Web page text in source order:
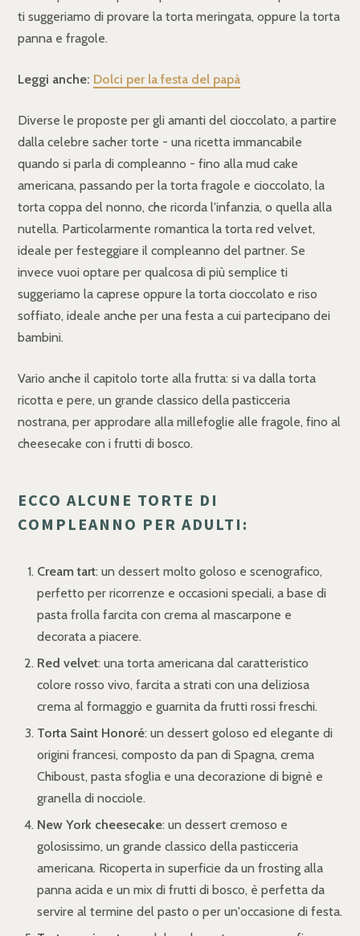
ti suggeriamo di provare la torta meringata, oppure la torta
panna e fragole.
Leggi anche: Dolci per la festa del papà
Diverse le proposte per gli amanti del cioccolato, a partire
dalla celebre sacher torte - una ricetta immancabile
quando si parla di compleanno - fino alla mud cake
americana, passando per la torta fragole e cioccolato, la
torta coppa del nonno, che ricorda l'infanzia, o quella alla
nutella. Particolarmente romantica la torta red velvet,
ideale per festeggiare il compleanno del partner. Se
invece vuoi optare per qualcosa di più semplice ti
suggeriamo la caprese oppure la torta cioccolato e riso
soffiato, ideale anche per una festa a cui partecipano dei
bambini.
Vario anche il capitolo torte alla frutta: si va dalla torta
ricotta e pere, un grande classico della pasticceria
nostrana, per approdare alla millefoglie alle fragole, fino al
cheesecake con i frutti di bosco.
ECCO ALCUNE TORTE DI
COMPLEANNO PER ADULTI:
Cream tart: un dessert molto goloso e scenografico,
perfetto per ricorrenze e occasioni speciali, a base di
pasta frolla farcita con crema al mascarpone e
decorata a piacere.
Red velvet: una torta americana dal caratteristico
colore rosso vivo, farcita a strati con una deliziosa
crema al formaggio e guarnita da frutti rossi freschi.
Torta Saint Honoré: un dessert goloso ed elegante di
origini francesi, composto da pan di Spagna, crema
Chiboust, pasta sfoglia e una decorazione di bignè e
granella di nocciole.
New York cheesecake: un dessert cremoso e
golosissimo, un grande classico della pasticceria
americana. Ricoperta in superficie da un frosting alla
panna acida e un mix di frutti di bosco, è perfetta da
servire al termine del pasto o per un'occasione di festa.